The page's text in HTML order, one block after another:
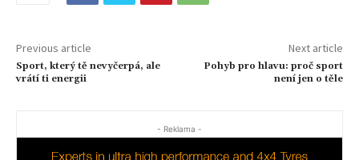
Previous article
Sport, který tě nevyčerpá, ale
vrátí ti energii
Next article
Pohyb pro hlavu: proč sport
není jen o těle
- Reklama -